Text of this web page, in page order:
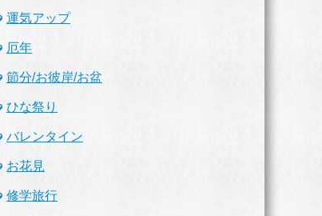
運気アップ
厄年
節分/お彼岸/お盆
ひな祭り
バレンタイン
お花見
修学旅行